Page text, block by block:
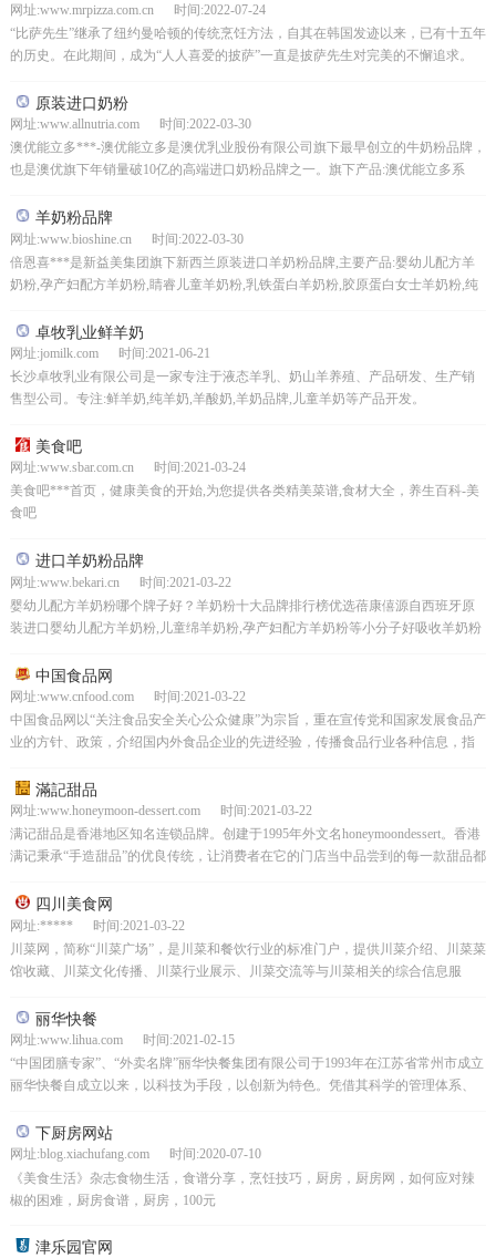
网址:www.mrpizza.com.cn 时间:2022-07-24
“比萨先生”继承了纽约曼哈顿的传统烹饪方法，自其在韩国发迹以来，已有十五年
的历史。在此期间，成为“人人喜爱的披萨”一直是披萨先生对完美的不懈追求。
原装进口奶粉
网址:www.allnutria.com 时间:2022-03-30
澳优能立多***-澳优能立多是澳优乳业股份有限公司旗下最早创立的牛奶粉品牌，
也是澳优旗下年销量破10亿的高端进口奶粉品牌之一。旗下产品:澳优能立多系
羊奶粉品牌
网址:www.bioshine.cn 时间:2022-03-30
倍恩喜***是新益美集团旗下新西兰原装进口羊奶粉品牌,主要产品:婴幼儿配方羊
奶粉,孕产妇配方羊奶粉,睛睿儿童羊奶粉,乳铁蛋白羊奶粉,胶原蛋白女士羊奶粉,纯
卓牧乳业鲜羊奶
网址:jomilk.com 时间:2021-06-21
长沙卓牧乳业有限公司是一家专注于液态羊乳、奶山羊养殖、产品研发、生产销
售型公司。专注:鲜羊奶,纯羊奶,羊酸奶,羊奶品牌,儿童羊奶等产品开发。
美食吧
网址:www.sbar.com.cn 时间:2021-03-24
美食吧***首页，健康美食的开始,为您提供各类精美菜谱,食材大全，养生百科-美
食吧
进口羊奶粉品牌
网址:www.bekari.cn 时间:2021-03-22
婴幼儿配方羊奶粉哪个牌子好？羊奶粉十大品牌排行榜优选蓓康僖源自西班牙原
装进口婴幼儿配方羊奶粉,儿童绵羊奶粉,孕产妇配方羊奶粉等小分子好吸收羊奶粉
中国食品网
网址:www.cnfood.com 时间:2021-03-22
中国食品网以“关注食品安全关心公众健康”为宗旨，重在宣传党和国家发展食品产
业的方针、政策，介绍国内外食品企业的先进经验，传播食品行业各种信息，指
滿記甜品
网址:www.honeymoon-dessert.com 时间:2021-03-22
满记甜品是香港地区知名连锁品牌。创建于1995年外文名honeymoondessert。香港
满记秉承“手造甜品”的优良传统，让消费者在它的门店当中品尝到的每一款甜品都
四川美食网
网址:***** 时间:2021-03-22
川菜网，简称“川菜广场”，是川菜和餐饮行业的标准门户，提供川菜介绍、川菜菜
馆收藏、川菜文化传播、川菜行业展示、川菜交流等与川菜相关的综合信息服
丽华快餐
网址:www.lihua.com 时间:2021-02-15
“中国团膳专家”、“外卖名牌”丽华快餐集团有限公司于1993年在江苏省常州市成立
丽华快餐自成立以来，以科技为手段，以创新为特色。凭借其科学的管理体系、
下厨房网站
网址:blog.xiachufang.com 时间:2020-07-10
《美食生活》杂志食物生活，食谱分享，烹饪技巧，厨房，厨房网，如何应对辣
椒的困难，厨房食谱，厨房，100元
津乐园官网